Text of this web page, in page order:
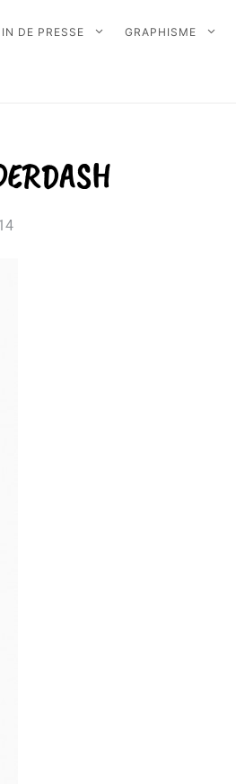
DE PRESSE GRAPHISME